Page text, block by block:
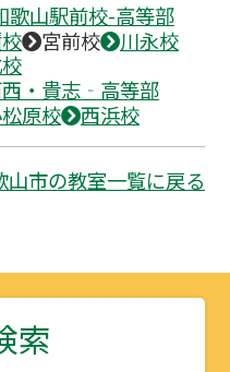
歌山駅前校-高等部
宮前校
川永校
・貴志‐高等部
原校 西浜校
山市の教室一覧に戻る
索